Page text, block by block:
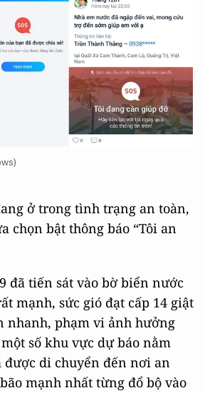
ở trong tình trạng an toàn,
chọn bật thông báo “Tôi an
đã tiến sát vào bờ biển nước
mạnh, sức gió đạt cấp 14 giật
nhanh, phạm vi ảnh hưởng
số khu vực dự báo nằm
được di chuyển đến nơi an
mạnh nhất từng đổ bộ vào